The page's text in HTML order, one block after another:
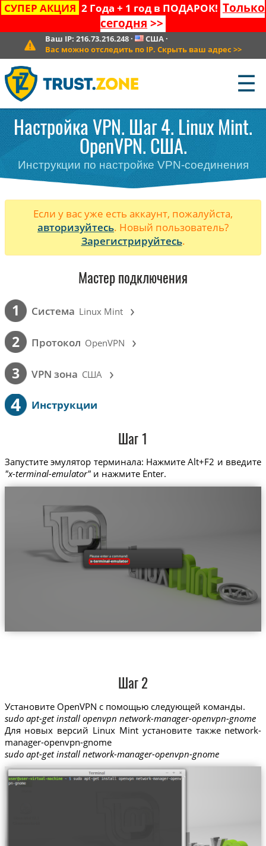
СУПЕР АКЦИЯ 2 Года + 1 год в ПОДАРОК! Только
сегодня >>
Ваш IP: 216.73.216.248· США·
Вас можно отследить по IP. Скрыть ваш адрес >>
☰
Настройка VPN. Шаг 4. Linux Mint.
OpenVPN. США.
Инструкции по настройке VPN-соединения
Если у вас уже есть аккаунт, пожалуйста,
авторизуйтесь. Новый пользователь?
Зарегистрируйтесь.
Мастер подключения
1 Cистема Linux Mint ›
2 Протокол OpenVPN ›
3 VPN зона США ›
4 Инструкции
Шаг 1
Запустите эмулятор терминала: Нажмите Alt+F2 и введите
"x-terminal-emulator"и нажмите Enter.
Шаг 2
Установите OpenVPN с помощью следующей команды.
sudo apt-get install openvpn network-manager-openvpn-gnome
Для новых версий Linux Mint установите также network-
manager-openvpn-gnome
sudo apt-get install network-manager-openvpn-gnome